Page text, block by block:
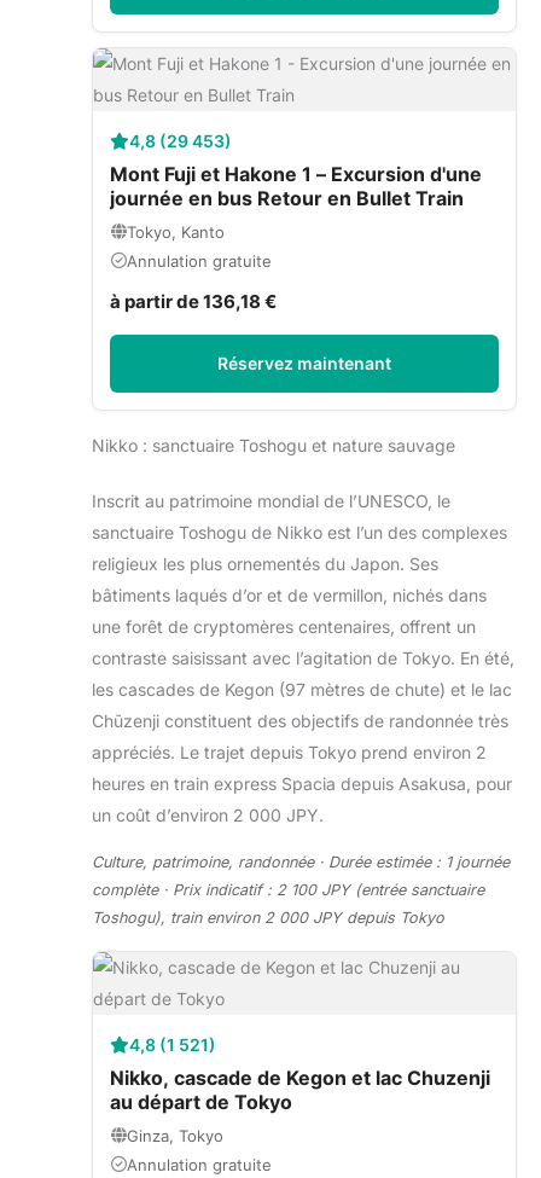
4,8 (29 453)
Mont Fuji et Hakone 1 – Excursion d'une
journée en bus Retour en Bullet Train
Tokyo, Kanto
Annulation gratuite
à partir de 136,18 €
Réservez maintenant
Nikko : sanctuaire Toshogu et nature sauvage
Inscrit au patrimoine mondial de l’UNESCO, le
sanctuaire Toshogu de Nikko est l’un des complexes
religieux les plus ornementés du Japon. Ses
bâtiments laqués d’or et de vermillon, nichés dans
une forêt de cryptomères centenaires, offrent un
contraste saisissant avec l’agitation de Tokyo. En été,
les cascades de Kegon (97 mètres de chute) et le lac
Chūzenji constituent des objectifs de randonnée très
appréciés. Le trajet depuis Tokyo prend environ 2
heures en train express Spacia depuis Asakusa, pour
un coût d’environ 2 000 JPY.
Culture, patrimoine, randonnée · Durée estimée : 1 journée
complète · Prix indicatif : 2 100 JPY (entrée sanctuaire
Toshogu), train environ 2 000 JPY depuis Tokyo
4,8 (1 521)
Nikko, cascade de Kegon et lac Chuzenji
au départ de Tokyo
Ginza, Tokyo
Annulation gratuite